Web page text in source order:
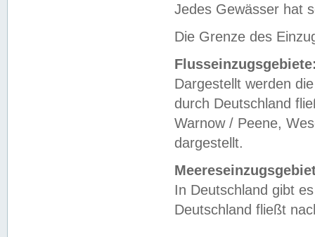
Jedes Gewässer hat
Die Grenze des
Dargestellt werden
durch Deutschland
Warnow / Peene,
dargestellt.
In Deutschland gibt
Deutschland fließt